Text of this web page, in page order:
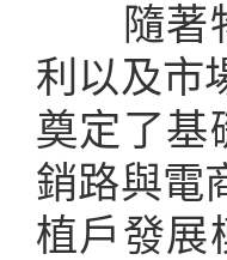
隨著物
利以及市
奠定了基
銷路與電
植戶發展